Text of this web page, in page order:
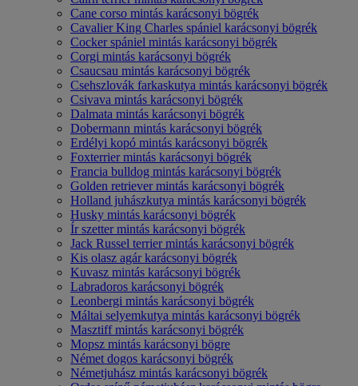
Cane corso mintás karácsonyi bögrék
Cavalier King Charles spániel karácsonyi bögrék
Cocker spániel mintás karácsonyi bögrék
Corgi mintás karácsonyi bögrék
Csaucsau mintás karácsonyi bögrék
Csehszlovák farkaskutya mintás karácsonyi bögrék
Csivava mintás karácsonyi bögrék
Dalmata mintás karácsonyi bögrék
Dobermann mintás karácsonyi bögrék
Erdélyi kopó mintás karácsonyi bögrék
Foxterrier mintás karácsonyi bögrék
Francia bulldog mintás karácsonyi bögrék
Golden retriever mintás karácsonyi bögrék
Holland juhászkutya mintás karácsonyi bögrék
Husky mintás karácsonyi bögrék
Ír szetter mintás karácsonyi bögrék
Jack Russel terrier mintás karácsonyi bögrék
Kis olasz agár karácsonyi bögrék
Kuvasz mintás karácsonyi bögrék
Labradoros karácsonyi bögrék
Leonbergi mintás karácsonyi bögrék
Máltai selyemkutya mintás karácsonyi bögrék
Masztiff mintás karácsonyi bögrék
Mopsz mintás karácsonyi bögre
Német dogos karácsonyi bögrék
Németjuhász mintás karácsonyi bögrék